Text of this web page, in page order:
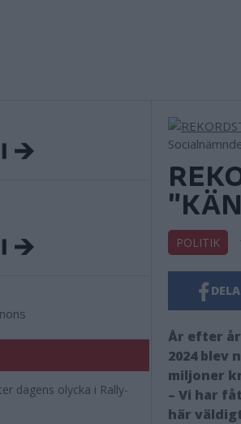
dagens olycka i Rally-
POLITIK
År efter
2024 blev
miljoner
– Vi har
här